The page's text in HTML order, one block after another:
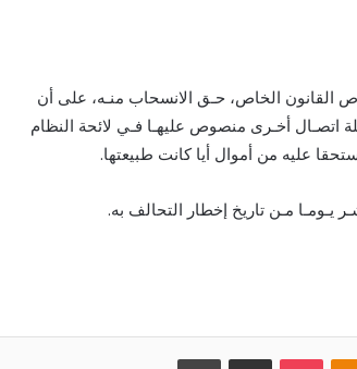
أشخاص القانون الخاص، حـق الانسحاب منـه، على أن
اتصـال أخـرى منصوص عليهـا فـي لائحة النظام
عليه من أموال أيا كانت طبيعتها.
مـن تاريخ إخطار التحالف به.
Odnoklassniki
بوكيت مشاركة عبر البريد طباعة